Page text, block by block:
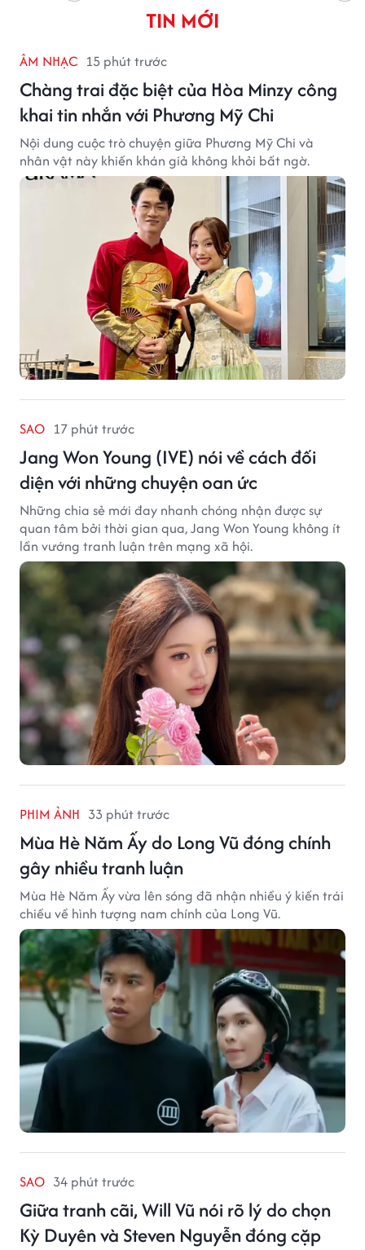
TIN MỚI
ÂM NHẠC 15 phút trước
Chàng trai đặc biệt của Hòa Minzy công
khai tin nhắn với Phương Mỹ Chi
Nội dung cuộc trò chuyện giữa Phương Mỹ Chi và
nhân vật này khiến khán giả không khỏi bất ngờ.
SAO 17 phút trước
Jang Won Young (IVE) nói về cách đối
diện với những chuyện oan ức
Những chia sẻ mới đay nhanh chóng nhận được sự
quan tâm bởi thời gian qua, Jang Won Young không ít
lần vướng tranh luận trên mạng xã hội.
PHIM ẢNH 33 phút trước
Mùa Hè Năm Ấy do Long Vũ đóng chính
gây nhiều tranh luận
Mùa Hè Năm Ấy vừa lên sóng đã nhận nhiều ý kiến trái
chiều về hình tượng nam chính của Long Vũ.
SAO 34 phút trước
Giữa tranh cãi, Will Vũ nói rõ lý do chọn
Kỳ Duyên và Steven Nguyễn đóng cặp